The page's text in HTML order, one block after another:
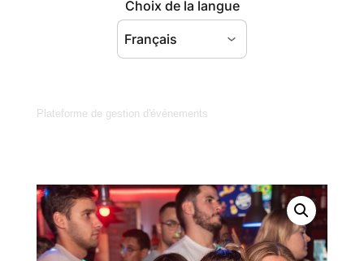
Plateforme de gestion d'événements